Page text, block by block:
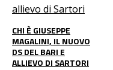
CHI È GIUSEPPE
MAGALINI, IL NUOVO
DS DEL BARI E
ALLIEVO DI SARTORI